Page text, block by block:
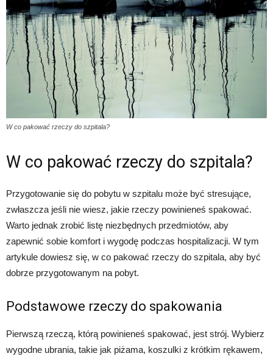
W co pakować rzeczy do szpitala?
W co pakować rzeczy do szpitala?
Przygotowanie się do pobytu w szpitalu może być stresujące,
zwłaszcza jeśli nie wiesz, jakie rzeczy powinieneś spakować.
Warto jednak zrobić listę niezbędnych przedmiotów, aby
zapewnić sobie komfort i wygodę podczas hospitalizacji. W tym
artykule dowiesz się, w co pakować rzeczy do szpitala, aby być
dobrze przygotowanym na pobyt.
Podstawowe rzeczy do spakowania
Pierwszą rzeczą, którą powinieneś spakować, jest strój. Wybierz
wygodne ubrania, takie jak piżama, koszulki z krótkim rękawem,